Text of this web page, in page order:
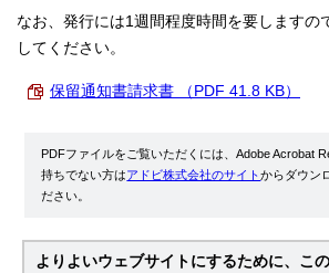
なお、発行には1週間程度時間を要しますの
してください。
保留通知書請求書 （PDF 41.8 KB）
PDFファイルをご覧いただくには、Adobe Acrobat
持ちでない方はアドビ株式会社のサイトからダウン
ださい。
よりよいウェブサイトにするために、こ